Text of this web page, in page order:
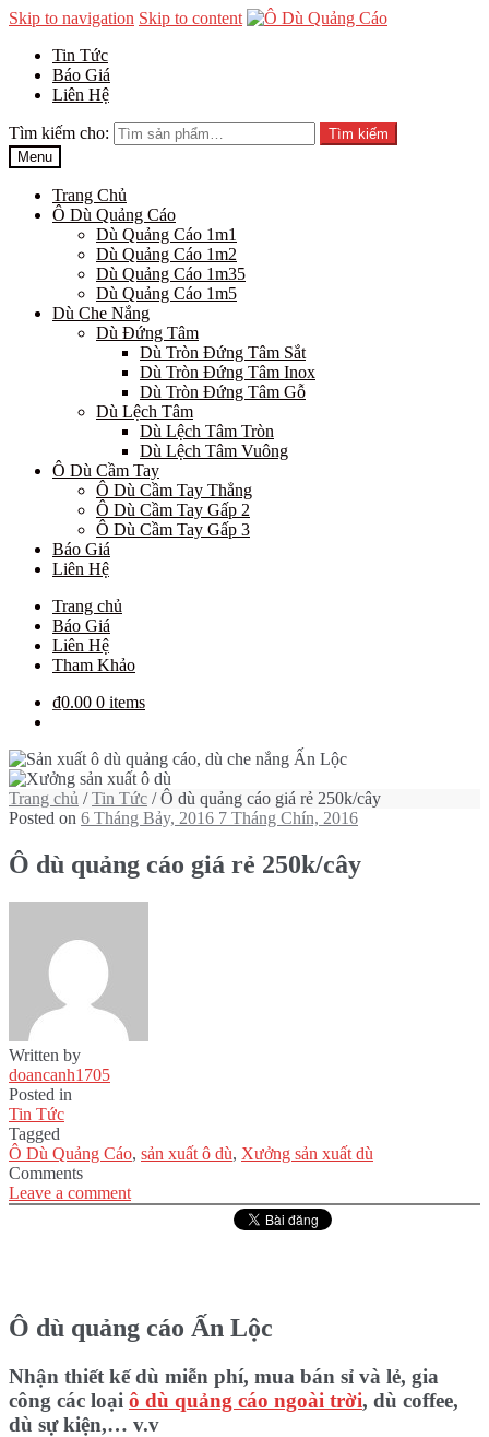
Skip to navigation Skip to content
Tin Tức
Báo Giá
Liên Hệ
Tìm kiếm cho:
Tìm kiếm
Menu
Trang Chủ
Ô Dù Quảng Cáo
Dù Quảng Cáo 1m1
Dù Quảng Cáo 1m2
Dù Quảng Cáo 1m35
Dù Quảng Cáo 1m5
Dù Che Nắng
Dù Đứng Tâm
Dù Tròn Đứng Tâm Sắt
Dù Tròn Đứng Tâm Inox
Dù Tròn Đứng Tâm Gỗ
Dù Lệch Tâm
Dù Lệch Tâm Tròn
Dù Lệch Tâm Vuông
Ô Dù Cầm Tay
Ô Dù Cầm Tay Thẳng
Ô Dù Cầm Tay Gấp 2
Ô Dù Cầm Tay Gấp 3
Báo Giá
Liên Hệ
Trang chủ
Báo Giá
Liên Hệ
Tham Khảo
₫0.00 0 items
Trang chủ /Tin Tức / Ô dù quảng cáo giá rẻ 250k/cây
Posted on 6 Tháng Bảy, 2016 7 Tháng Chín, 2016
Ô dù quảng cáo giá rẻ 250k/cây
Written by
doancanh1705
Posted in
Tin Tức
Tagged
Ô Dù Quảng Cáo, sản xuất ô dù, Xưởng sản xuất dù
Comments
Leave a comment
Ô dù quảng cáo Ấn Lộc
Nhận thiết kế dù miễn phí, mua bán sỉ và lẻ, gia
công các loại ô dù quảng cáo ngoài trời, dù coffee,
dù sự kiện,… v.v